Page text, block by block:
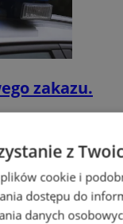
zakazu.
z
cookie i
dostępu do
danych